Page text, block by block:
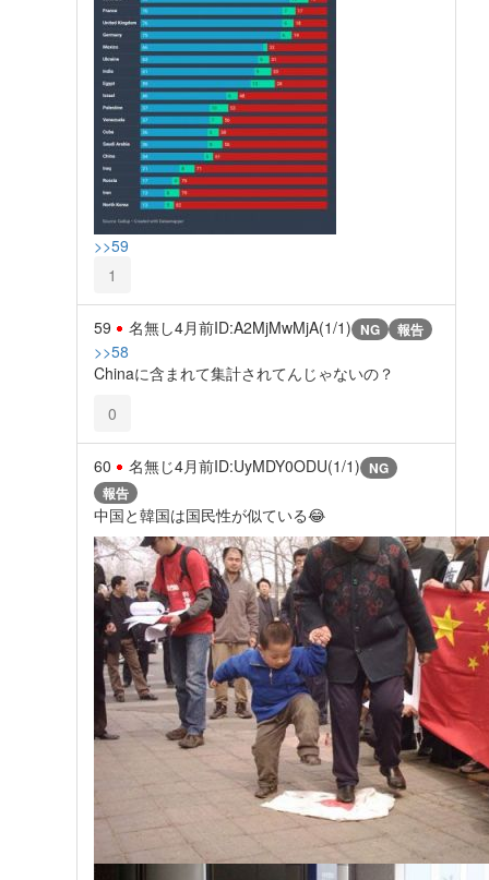
>>59
1
59 名無し4月前ID:A2MjMwMjA(1/1) NG 報告
>>58
Chinaに含まれて集計されてんじゃないの？
0
60 名無じ4月前ID:UyMDY0ODU(1/1) NG
報告
中国と韓国は国民性が似ている😂